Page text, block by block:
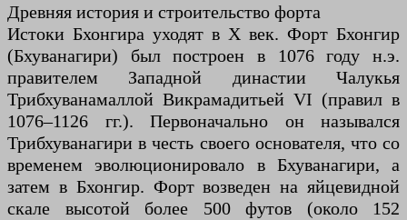
Древняя история и строительство форта
Истоки Бхонгира уходят в X век. Форт Бхонгир
(Бхуванагири) был построен в 1076 году н.э.
правителем Западной династии Чалукья
Трибхуванамаллой Викрамадитьей VI (правил в
1076–1126 гг.). Первоначально он назывался
Трибхуванагири в честь своего основателя, что со
временем эволюционировало в Бхуванагири, а
затем в Бхонгир. Форт возведен на яйцевидной
скале высотой более 500 футов (около 152